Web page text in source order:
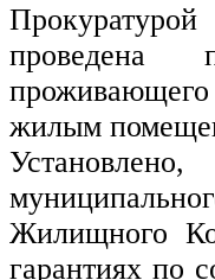
проведена
жилым
Жилищного
гарантиях по